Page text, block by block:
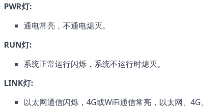
PWR灯:
通电常亮，不通电熄灭。
RUN灯:
系统正常运行闪烁，系统不运行时熄灭。
LINK灯:
以太网通信闪烁，4G或WiFi通信常亮，以太网、4G、